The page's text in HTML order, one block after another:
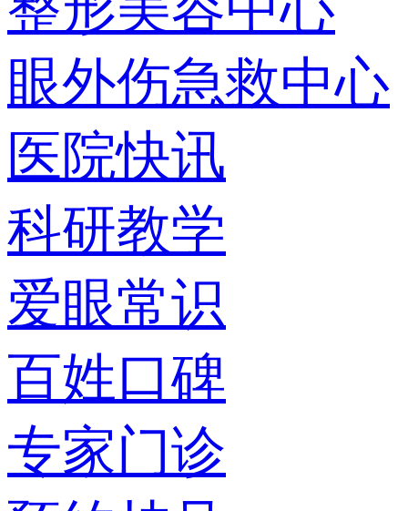
眼外伤急救中心
医院快讯
科研教学
爱眼常识
百姓口碑
专家门诊